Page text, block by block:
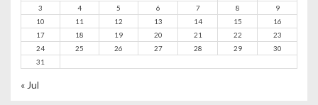
3
4 5 6 7 8
9
10
11 12 13 14 15
16
17
18 19 20 21 22
23
24
25 26 27 28 29
30
31
« Jul